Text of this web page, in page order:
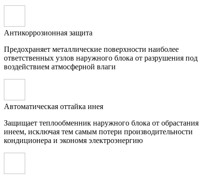
Антикоррозионная защита
Предохраняет металлические поверхности наиболее
ответственных узлов наружного блока от разрушения под
воздействием атмосферной влаги
Автоматическая оттайка инея
Защищает теплообменник наружного блока от обрастания
инеем, исключая тем самым потери производительности
кондиционера и экономя электроэнергию